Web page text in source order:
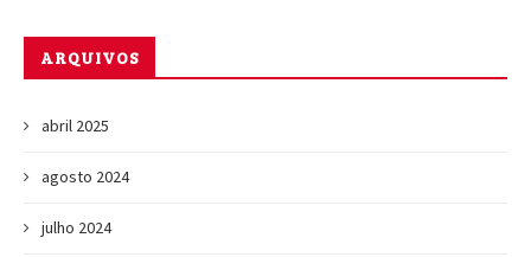
ARQUIVOS
abril 2025
agosto 2024
julho 2024